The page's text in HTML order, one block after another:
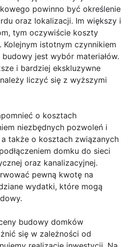
powinno być określenie
oraz lokalizacji. Im większy i
tym oczywiście koszty
istotnym czynnikiem
jest wybór materiałów.
i bardziej ekskluzywne
liczyć się z wyższymi
o kosztach
niezbędnych pozwoleń i
także o kosztach związanych
domku do sieci
oraz kanalizacyjnej.
pewną kwotę na
wydatki, które mogą
budowy domków
się w zależności od